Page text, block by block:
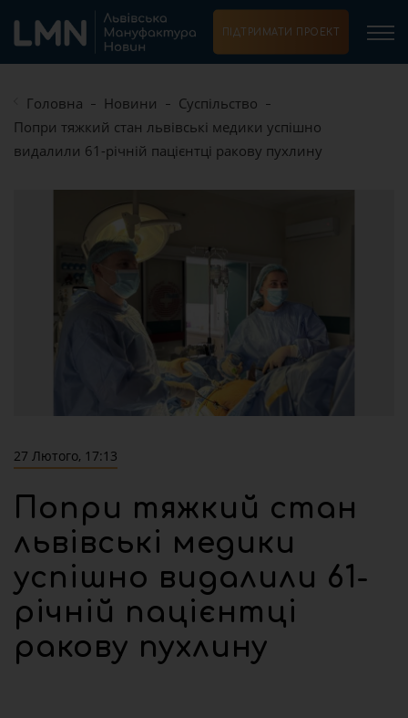
ПІДТРИМАТИ ПРОЕКТ
Головна Новини
Суспільство
Попри тяжкий стан львівські медики успішно
видалили 61-річній пацієнтці ракову пухлину
27 Лютого, 17:13
Попри тяжкий стан
львівські медики
успішно видалили 61-
річній пацієнтці
ракову пухлину